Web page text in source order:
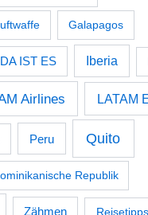
Galapagos
DA IST ES Iberia
Airlines LATAM
Peru Quito
Republik
Zähmen Reisetipps